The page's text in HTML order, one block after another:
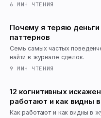
6 МИН ЧТЕНИЯ
Почему я теряю
паттернов
Семь самых частых
найти в журнале сделок.
9 МИН ЧТЕНИЯ
12 когнитивных
работают и как видны
Как работают и как видны в